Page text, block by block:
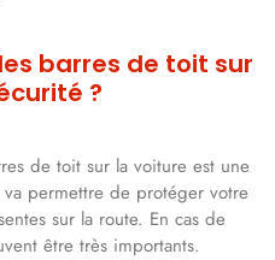
barres de toit sur
?
de toit sur la voiture est une
permettre de protéger votre
sur la route. En cas de
être très importants.